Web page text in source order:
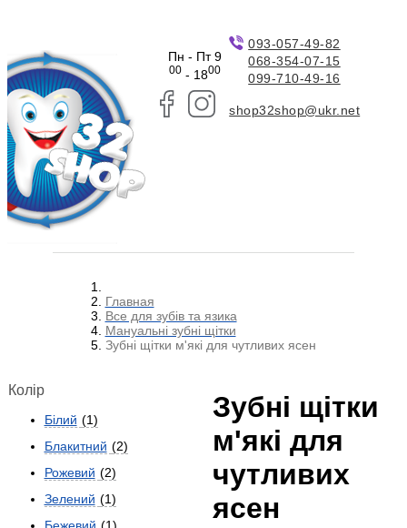
Пн - Пт 9
00- 1800
093-057-49-82
068-354-07-15
099-710-49-16
shop32shop@ukr.net
Главная
Все для зубів та язика
Мануальні зубні щітки
Зубні щітки м'які для чутливих ясен
Колір
Білий (1)
Блакитний (2)
Рожевий (2)
Зелений (1)
Зубні щітки
м'які для
чутливих
ясен